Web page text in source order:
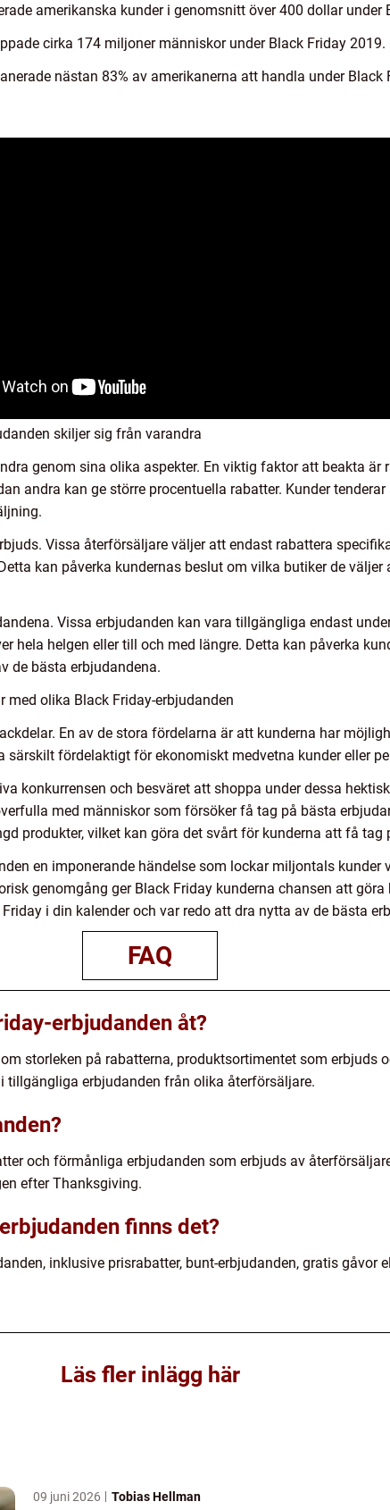
amerikanska kunder i genomsnitt över 400 dollar under
cirka 174 miljoner människor under Black Friday 2019.
nästan 83% av amerikanerna att handla under Black
skiljer sig från varandra
genom sina olika aspekter. En viktig faktor att beakta är
andra kan ge större procentuella rabatter. Kunder
Vissa återförsäljare väljer att endast rabattera
kan påverka kundernas beslut om vilka butiker de
Vissa erbjudanden kan vara tillgängliga endast
hela helgen eller till och med längre. Detta kan påverka
de bästa erbjudandena.
med olika Black Friday-erbjudanden
En av de stora fördelarna är att kunderna har
särskilt fördelaktigt för ekonomiskt medvetna kunder eller
konkurrensen och besväret att shoppa under dessa
med människor som försöker få tag på bästa
produkter, vilket kan göra det svårt för kunderna att få tag
en imponerande händelse som lockar miljontals kunder
genomgång ger Black Friday kunderna chansen att göra
i din kalender och var redo att dra nytta av de bästa
FAQ
erbjudanden åt?
storleken på rabatterna, produktsortimentet som erbjuds
tillgängliga erbjudanden från olika återförsäljare.
och förmånliga erbjudanden som erbjuds av
efter Thanksgiving.
finns det?
inklusive prisrabatter, bunt-erbjudanden, gratis gåvor
Läs fler inlägg här
09 juni 2026 Tobias Hellman